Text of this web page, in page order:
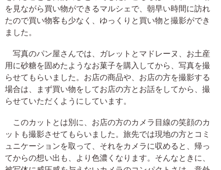
を見ながら買い物ができるマルシェで、朝早い時間に訪れ
たので買い物客も少なく、ゆっくりと買い物と撮影ができ
ました。
写真のパン屋さんでは、ガレットとマドレーヌ、お土産
用に砂糖を固めたようなお菓子を購入してから、写真を撮
らせてもらいました。お店の商品や、お店の方を撮影する
場合は、まず買い物をしてお店の方とお話をしてから、撮
らせていただくようにしています。
このカットとは別に、お店の方のカメラ目線の笑顔のカ
ットも撮影させてもらいました。旅先では現地の方とコミ
ュニケーションを取って、それをカメラに収めると、帰っ
てからの想い出も、より色濃くなります。そんなときに、